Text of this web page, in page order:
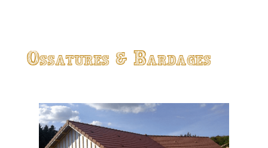
Ossatures & Bardages